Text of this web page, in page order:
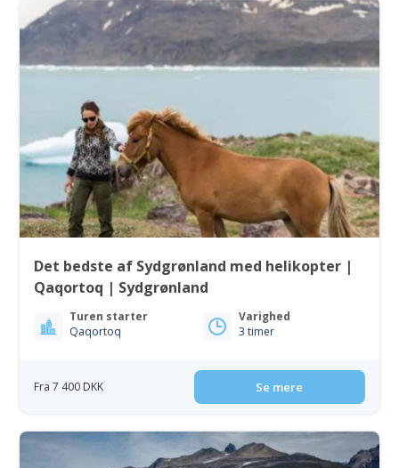
Det bedste af Sydgrønland med helikopter |
Qaqortoq | Sydgrønland
Turen starter
Qaqortoq
Varighed
3 timer
Fra 7 400 DKK Se mere